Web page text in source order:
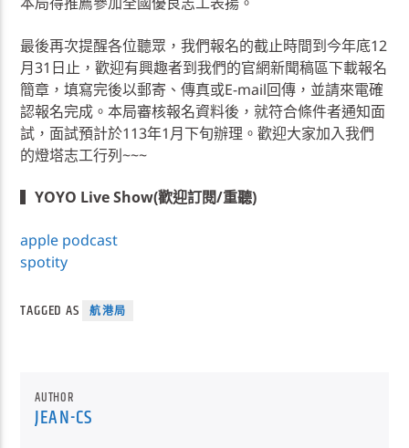
最後再次提醒各位聽眾，我們報名的截止時間到今年底12
月31日止，歡迎有興趣者到我們的官網新聞稿區下載報名
簡章，填寫完後以郵寄、傳真或E-mail回傳，並請來電確
認報名完成。本局審核報名資料後，就符合條件者通知面
試，面試預計於113年1月下旬辦理。歡迎大家加入我們
的燈塔志工行列~~~
▍YOYO Live Show(歡迎訂閱/重聽)
apple podcast
spotity
TAGGED AS 航港局
AUTHOR
JEAN-CS